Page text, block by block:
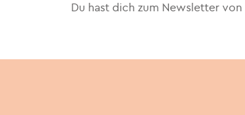
Du hast dich zum Newsletter